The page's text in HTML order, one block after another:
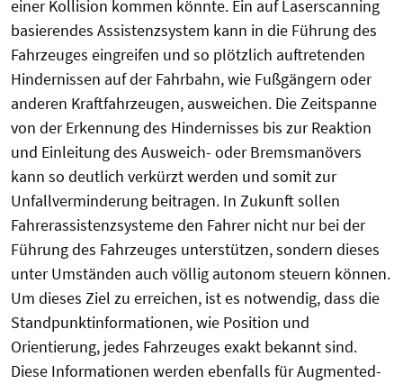
einer Kollision kommen könnte. Ein auf Laserscanning
basierendes Assistenzsystem kann in die Führung des
Fahrzeuges eingreifen und so plötzlich auftretenden
Hindernissen auf der Fahrbahn, wie Fußgängern oder
anderen Kraftfahrzeugen, ausweichen. Die Zeitspanne
von der Erkennung des Hindernisses bis zur Reaktion
und Einleitung des Ausweich- oder Bremsmanövers
kann so deutlich verkürzt werden und somit zur
Unfallverminderung beitragen. In Zukunft sollen
Fahrerassistenzsysteme den Fahrer nicht nur bei der
Führung des Fahrzeuges unterstützen, sondern dieses
unter Umständen auch völlig autonom steuern können.
Um dieses Ziel zu erreichen, ist es notwendig, dass die
Standpunktinformationen, wie Position und
Orientierung, jedes Fahrzeuges exakt bekannt sind.
Diese Informationen werden ebenfalls für Augmented-